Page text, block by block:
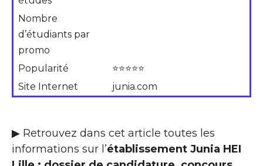
Nombre
d’étudiants par
promo
Popularité
⭐⭐⭐⭐⭐
Site Internet
junia.com
▶ Retrouvez dans cet article toutes les
informations sur l’établissement Junia HEI